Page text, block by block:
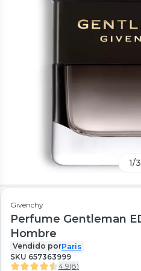
1/3
Givenchy
Perfume Gentleman
Hombre
Vendido porParis
SKU 657363999
4.9(8)